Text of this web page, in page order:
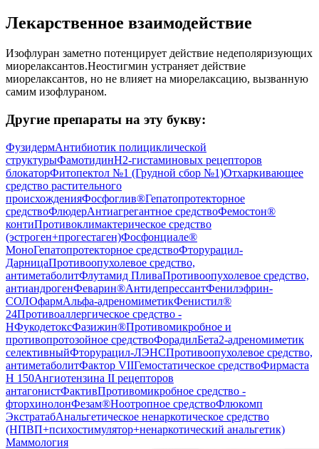
Лекарственное взаимодействие
Изофлуран заметно потенцирует действие недеполяризующих
миорелаксантов.Неостигмин устраняет действие
миорелаксантов, но не влияет на миорелаксацию, вызванную
самим изофлураном.
Другие препараты на эту букву:
ФузидермАнтибиотик полициклической
структурыФамотидинH2-гистаминовых рецепторов
блокаторФитопектол №1 (Грудной сбор №1)Отхаркивающее
средство растительного
происхожденияФосфоглив®Гепатопротекторное
средствоФлюдерАнтиагрегантное средствоФемостон®
контиПротивоклимактерическое средство
(эстроген+прогестаген)Фосфонциале®
МоноГепатопротекторное средствоФторурацил-
ДарницаПротивоопухолевое средство,
антиметаболитФлутамид ПливаПротивоопухолевое средство,
антиандрогенФеварин®АнтидепрессантФенилэфрин-
СОЛОфармАльфа-адреномиметикФенистил®
24Противоаллергическое средство -
HФукодетоксФазижин®Противомикробное и
противопротозойное средствоФорадилБета2-адреномиметик
селективныйФторурацил-ЛЭНСПротивоопухолевое средство,
антиметаболитФактор VIIГемостатическое средствоФирмаста
Н 150Ангиотензина II рецепторов
антагонистФактивПротивомикробное средство -
фторхинолонФезам®Ноотропное средствоФлюкомп
ЭкстратабАнальгетическое ненаркотическое средство
(НПВП+психостимулятор+ненаркотический анальгетик)
Маммология